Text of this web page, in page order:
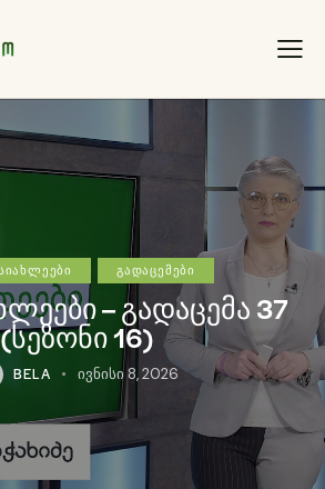
ᲒᲐᲓᲐᲪᲔᲛᲔᲑᲘ
– გადაცემა 37
(სეზონი 16)
BELA ივნისი 8, 2026